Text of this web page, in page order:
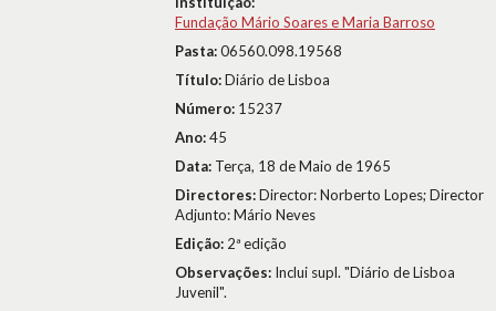
Fundação Mário Soares e Maria Barroso
Pasta:06560.098.19568
Título:Diário de Lisboa
Número: 15237
Ano:45
Data: Terça, 18 de Maio de 1965
Directores:Director: Norberto Lopes; Director
Adjunto: Mário Neves
Edição: 2ª edição
Observações: Inclui supl. "Diário de Lisboa
Juvenil".